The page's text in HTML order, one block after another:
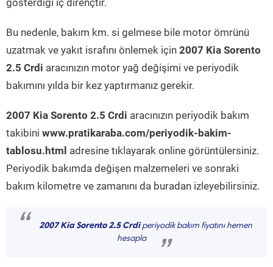
gösterdiği iç dirençtir.
Bu nedenle, bakım km. si gelmese bile motor ömrünü
uzatmak ve yakıt israfını önlemek için 2007 Kia Sorento
2.5 Crdi aracınızın motor yağ değişimi ve periyodik
bakımını yılda bir kez yaptırmanız gerekir.
2007 Kia Sorento 2.5 Crdi aracınızın periyodik bakım
takibini www.pratikaraba.com/periyodik-bakim-
tablosu.html adresine tıklayarak online görüntülersiniz.
Periyodik bakımda değişen malzemeleri ve sonraki
bakım kilometre ve zamanını da buradan izleyebilirsiniz.
“ 2007 Kia Sorento 2.5 Crdiperiyodik bakım fiyatını hemen
hesapla
”